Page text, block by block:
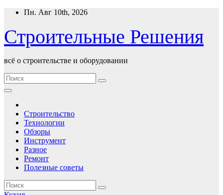
Перейти
содержимому
Пн. Авг 10th, 2026
Строительные Решения
всё о строительстве и оборудовании
Строительство
Технологии
Обзоры
Инструмент
Разное
Ремонт
Полезные советы